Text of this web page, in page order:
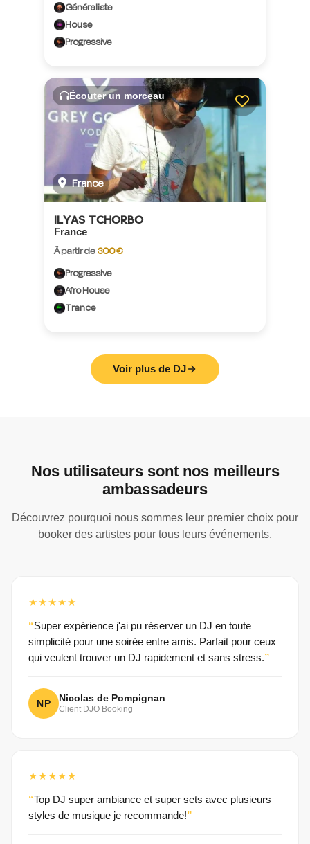
Généraliste
House
Progressive
Écouter un morceau
France
ILYAS TCHORBO
France
À partir de 300 €
Progressive
Afro House
Trance
Voir plus de DJ
Nos utilisateurs sont nos meilleurs
ambassadeurs
Découvrez pourquoi nous sommes leur premier choix pour
booker des artistes pour tous leurs événements.
★★★★★
Super expérience j'ai pu réserver un DJ en toute
simplicité pour une soirée entre amis. Parfait pour ceux
qui veulent trouver un DJ rapidement et sans stress.
NP Nicolas de Pompignan
Client DJO Booking
★★★★★
Top DJ super ambiance et super sets avec plusieurs
styles de musique je recommande!